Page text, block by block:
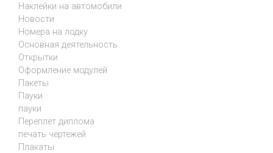
Наклейки на автомобили
Новости
Номера на лодку
Основная деятельность
Открытки
Оформление модулей
Пакеты
Пауки
пауки
Переплет диплома
печать чертежей
Плакаты